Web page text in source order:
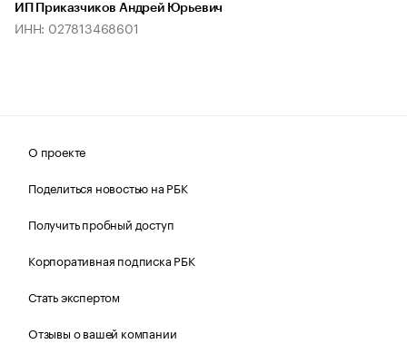
ИП Приказчиков Андрей Юрьевич
ИНН: 027813468601
О проекте
Поделиться новостью на РБК
Получить пробный доступ
Корпоративная подписка РБК
Стать экспертом
Отзывы о вашей компании